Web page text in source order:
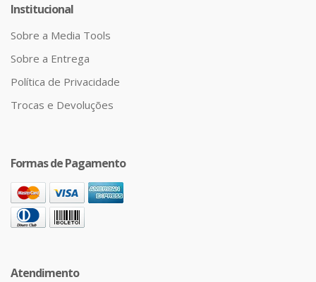
Institucional
Sobre a Media Tools
Sobre a Entrega
Política de Privacidade
Trocas e Devoluções
Formas de Pagamento
Atendimento